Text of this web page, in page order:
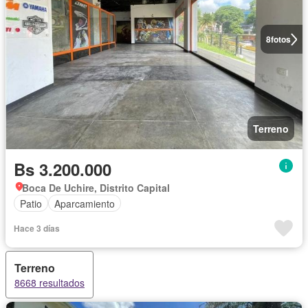
8fotos
Terreno
Bs 3.200.000
Boca De Uchire, Distrito Capital
Patio
Aparcamiento
Hace 3 días
Terreno
8668 resultados